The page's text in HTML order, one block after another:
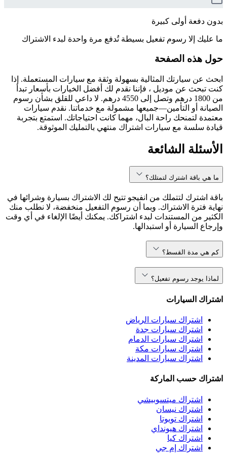
بدون دفعة أولى كبيرة
ما عليك إلا رسوم تفعيل بسيطة تُدفع مرة واحدة لبدء الاشتراك
حول هذه الصفحة
ابحث عن سيارتك المثالية بسهولة وثقة مع سيارات المستعملة. إذا
كنت تبحث عن موديل ، فإننا نقدم لك أفضل الخيارات بأسعار تبدأ
من 1800 درهم وتصل إلى 4550 درهم. لا داعي للقلق بشأن رسوم
الصيانة أو التأمين—جميعها مشمولة مع خدماتنا. نقدم سيارات
معتمدة لتمنحك راحة البال، مهما كانت احتياجاتك. استمتع بتجربة
قيادة سلسة مع سيارات اشتراك منتهي بالتمليك الموثوقة.
الأسئلة الشائعة
ما هي باقة اشترك لتمتلك؟
باقة اشترك لتتملك من انفيجو تتيح لك الاشتراك بسيارة وشرائها في
نهاية فترة الاشتراك. وبما أن رسوم التفعيل منخفضة، لا نطلب منك
الكثير من المستندات لبدء اشتراكك. يمكنك أيضًا الإلغاء في أي وقت
وإرجاع السيارة أو استبدالها.
كم هي مدة القسط؟
لماذا يوجد رسوم تفعيل؟
اشتراك السيارات
اشتراك سيارات الرياض
اشتراك سيارات جدة
اشتراك سيارات الدمام
اشتراك سيارات مكة
اشتراك سيارات المدينة
اشتراك حسب الماركة
اشتراك ميتسوبيشي
اشتراك نيسان
اشتراك تويوتا
اشتراك هيونداي
اشتراك كيا
اشتراك إم جي